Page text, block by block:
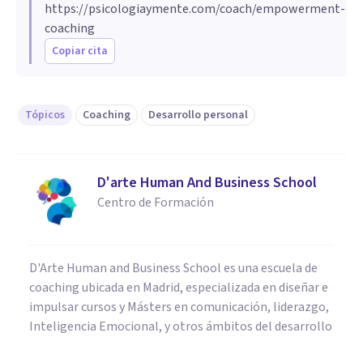
https://psicologiaymente.com/coach/empowerment-
coaching
Copiar cita
Tópicos Coaching Desarrollo personal
D'arte Human And Business School
Centro de Formación
D'Arte Human and Business School es una escuela de
coaching ubicada en Madrid, especializada en diseñar e
impulsar cursos y Másters en comunicación, liderazgo,
Inteligencia Emocional, y otros ámbitos del desarrollo